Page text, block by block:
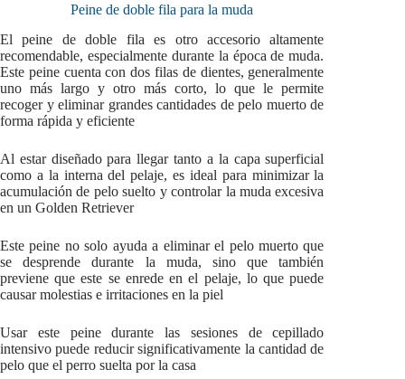
Peine de doble fila para la muda
El peine de doble fila es otro accesorio altamente
recomendable, especialmente durante la época de muda.
Este peine cuenta con dos filas de dientes, generalmente
uno más largo y otro más corto, lo que le permite
recoger y eliminar grandes cantidades de pelo muerto de
forma rápida y eficiente
Al estar diseñado para llegar tanto a la capa superficial
como a la interna del pelaje, es ideal para minimizar la
acumulación de pelo suelto y controlar la muda excesiva
en un Golden Retriever
Este peine no solo ayuda a eliminar el pelo muerto que
se desprende durante la muda, sino que también
previene que este se enrede en el pelaje, lo que puede
causar molestias e irritaciones en la piel
Usar este peine durante las sesiones de cepillado
intensivo puede reducir significativamente la cantidad de
pelo que el perro suelta por la casa